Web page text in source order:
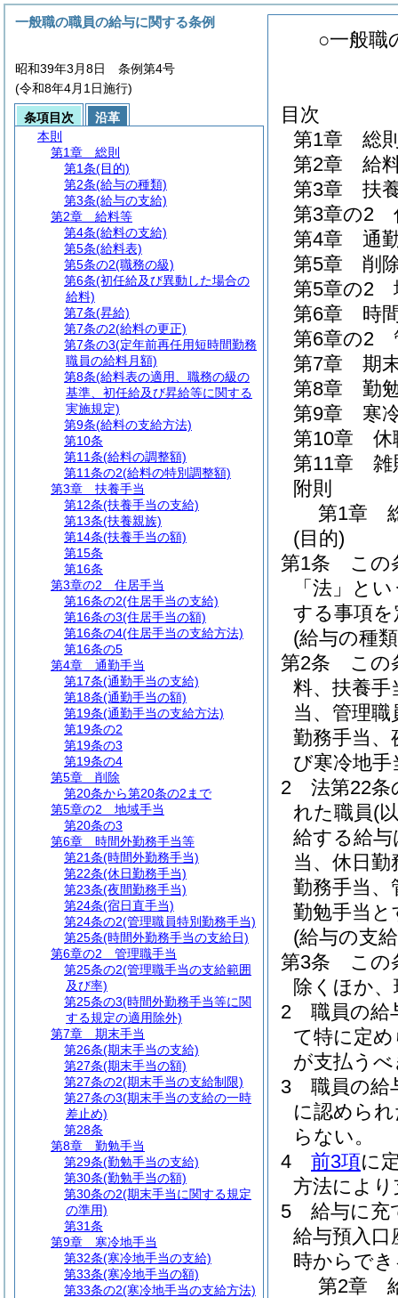
○一般職
目次
第1章
総
第2章
給
第3章
扶
第3章の2
第4章
通
第5章
削
第5章の2
第6章
時
第6章の2
第7章
期
第8章
勤
第9章
寒
第10章
休
第11章
雑
附則
第1章
(目的)
第1条
この
「法」と
する事項
(給与の種
第2条
この
料、扶養手
当、管理
勤務手当、
び寒冷地
2
法第22条
れた職員(
給する給与
当、休日
勤務手当、
勤勉手当と
(給与の支
第3条
この
除くほか
2
職員の給
て特に定
が支払う
3
職員の給
に認めら
らない。
4
前3項に
方法によ
5
給与に充
給与預入口
時からで
第2章
一般職の職員の給与に関する条例
昭和39年3月8日 条例第4号
(令和8年4月1日施行)
条項目次
沿革
本則
第1章
総則
第1条(目的)
第2条(給与の種類)
第3条(給与の支給)
第2章
給料等
第4条(給料の支給)
第5条(給料表)
第5条の2(職務の級)
第6条(初任給及び異動した場合の
給料)
第7条(昇給)
第7条の2(給料の更正)
第7条の3(定年前再任用短時間勤務
職員の給料月額)
第8条(給料表の適用、職務の級の
基準、初任給及び昇給等に関する
実施規定)
第9条(給料の支給方法)
第10条
第11条(給料の調整額)
第11条の2(給料の特別調整額)
第3章
扶養手当
第12条(扶養手当の支給)
第13条(扶養親族)
第14条(扶養手当の額)
第15条
第16条
第3章の2
住居手当
第16条の2(住居手当の支給)
第16条の3(住居手当の額)
第16条の4(住居手当の支給方法)
第16条の5
第4章
通勤手当
第17条(通勤手当の支給)
第18条(通勤手当の額)
第19条(通勤手当の支給方法)
第19条の2
第19条の3
第19条の4
第5章
削除
第20条から第20条の2まで
第5章の2
地域手当
第20条の3
第6章
時間外勤務手当等
第21条(時間外勤務手当)
第22条(休日勤務手当)
第23条(夜間勤務手当)
第24条(宿日直手当)
第24条の2(管理職員特別勤務手当)
第25条(時間外勤務手当の支給日)
第6章の2
管理職手当
第25条の2(管理職手当の支給範囲
及び率)
第25条の3(時間外勤務手当等に関
する規定の適用除外)
第7章
期末手当
第26条(期末手当の支給)
第27条(期末手当の額)
第27条の2(期末手当の支給制限)
第27条の3(期末手当の支給の一時
差止め)
第28条
第8章
勤勉手当
第29条(勤勉手当の支給)
第30条(勤勉手当の額)
第30条の2(期末手当に関する規定
の準用)
第31条
第9章
寒冷地手当
第32条(寒冷地手当の支給)
第33条(寒冷地手当の額)
第33条の2(寒冷地手当の支給方法)